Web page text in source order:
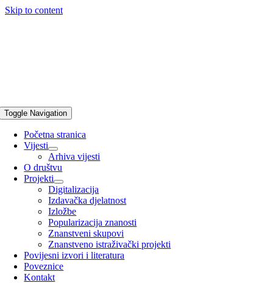
Skip to content
Toggle Navigation
Početna stranica
Vijesti
Arhiva vijesti
O društvu
Projekti
Digitalizacija
Izdavačka djelatnost
Izložbe
Popularizacija znanosti
Znanstveni skupovi
Znanstveno istraživački projekti
Povijesni izvori i literatura
Poveznice
Kontakt